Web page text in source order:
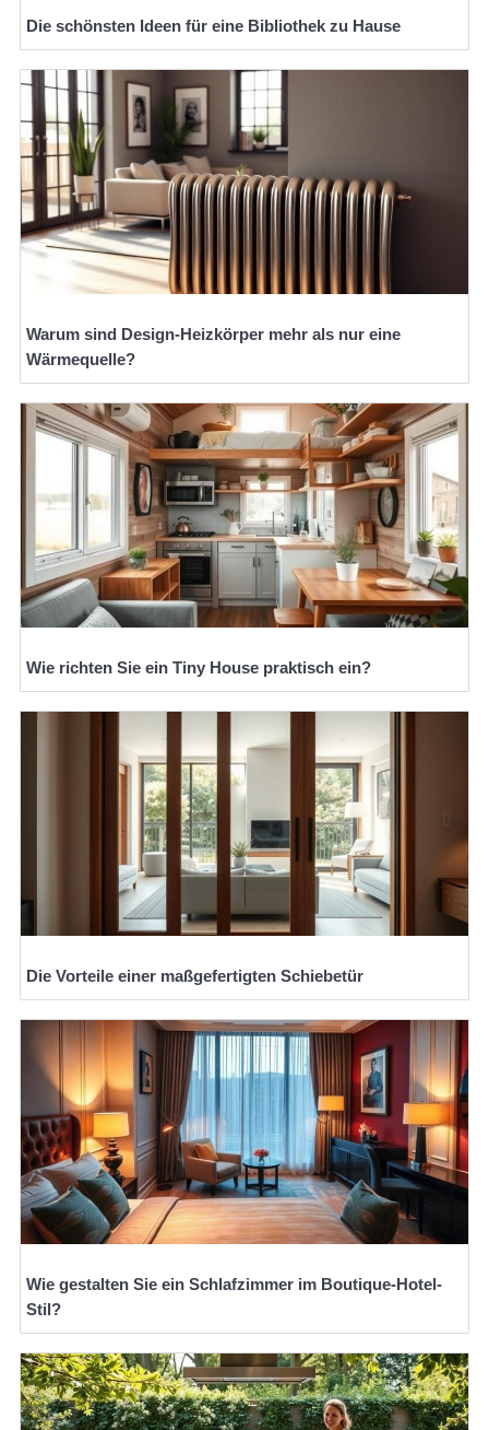
Die schönsten Ideen für eine Bibliothek zu Hause
Warum sind Design-Heizkörper mehr als nur eine
Wärmequelle?
Wie richten Sie ein Tiny House praktisch ein?
Die Vorteile einer maßgefertigten Schiebetür
Wie gestalten Sie ein Schlafzimmer im Boutique-Hotel-
Stil?